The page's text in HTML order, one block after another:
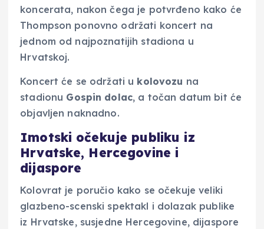
koncerata, nakon čega je potvrđeno kako će
Thompson ponovno održati koncert na
jednom od najpoznatijih stadiona u
Hrvatskoj.
Koncert će se održati u kolovozu na
stadionu Gospin dolac, a točan datum bit će
objavljen naknadno.
Imotski očekuje publiku iz
Hrvatske, Hercegovine i
dijaspore
Kolovrat je poručio kako se očekuje veliki
glazbeno-scenski spektakl i dolazak publike
iz Hrvatske, susjedne Hercegovine, dijaspore